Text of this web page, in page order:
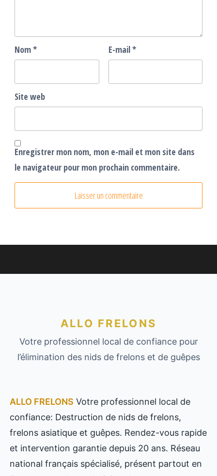
Nom* E-mail*
Site web
Enregistrer mon nom, mon e-mail et mon site dans
le navigateur pour mon prochain commentaire.
ALLO FRELONS
Votre professionnel local de confiance pour
l’élimination des nids de frelons et de guêpes
ALLO FRELONS Votre professionnel local de
confiance: Destruction de nids de frelons,
frelons asiatique et guêpes. Rendez-vous rapide
et intervention garantie depuis 20 ans. Réseau
national français spécialisé, présent partout en